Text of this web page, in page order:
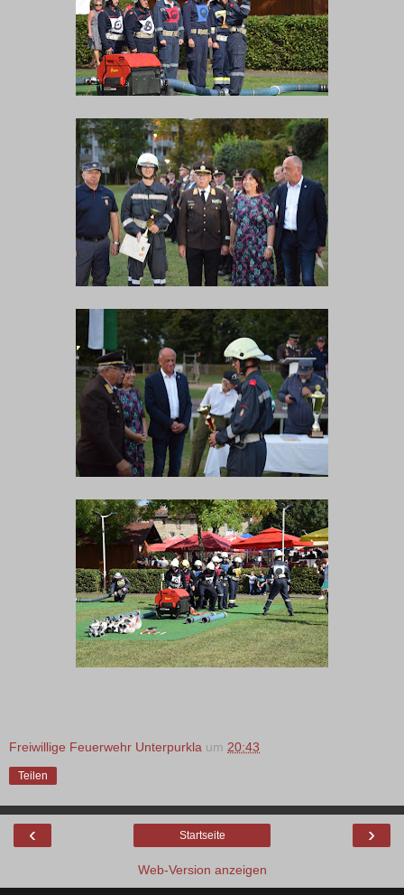
Freiwillige Feuerwehr Unterpurkla um 20:43
Teilen
‹ ›
Startseite
Web-Version anzeigen